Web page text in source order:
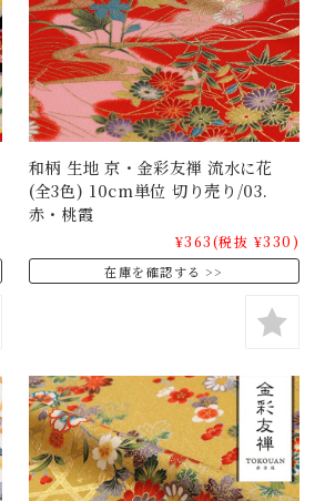
和柄 生地 京・金彩友禅 流水に花
(全3色) 10cm単位 切り売り/03.
赤・桃霞
¥363(税抜 ¥330)
在庫を確認する